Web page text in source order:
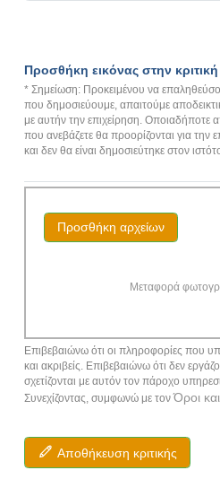
Προσθήκη εικόνας στην
* Σημείωση: Προκειμένου να
που δημοσιεύουμε, απαιτούμε
με αυτήν την επιχείρηση. Οποιαδήποτε
που ανεβάζετε θα προορίζονται για την
και δεν θα είναι δημοσιεύτηκε στον
Προσθήκη αρχείων
Μεταφορά
Επιβεβαιώνω ότι οι πληροφορίες που
και ακριβείς. Επιβεβαιώνω ότι δεν
σχετίζονται με αυτόν τον πάροχο
Συνεχίζοντας, συμφωνώ με τονΌροι
Αποθήκευση κριτικής